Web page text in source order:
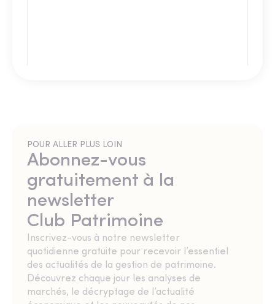
POUR ALLER PLUS LOIN
Abonnez-vous
gratuitement à la
newsletter
Club Patrimoine
Inscrivez-vous à notre newsletter
quotidienne gratuite pour recevoir l’essentiel
des actualités de la gestion de patrimoine.
Découvrez chaque jour les analyses de
marchés, le décryptage de l’actualité